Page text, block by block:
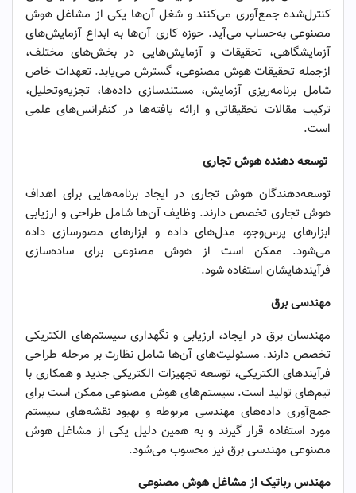
کنترل‌شده جمع‌آوری می‌کنند و شغل آن‌ها یکی از مشاغل هوش
مصنوعی به‌حساب می‌آید. حوزه کاری آن‌ها به ابداع آزمایش‌های
آزمایشگاهی، تحقیقات و آزمایش‌هایی در بخش‌های مختلف،
ازجمله تحقیقات هوش مصنوعی، گسترش می‌یابد. تعهدات خاص
شامل برنامه‌ریزی آزمایش، مستندسازی داده‌ها، تجزیه‌وتحلیل،
ترکیب مقالات تحقیقاتی و ارائه یافته‌ها در کنفرانس‌های علمی
است.
توسعه دهنده هوش تجاری
توسعه‌دهندگان هوش تجاری در ایجاد برنامه‌هایی برای اهداف
هوش تجاری تخصص دارند. وظایف آن‌ها شامل طراحی و ارزیابی
ابزارهای پرس‌وجو، مدل‌های داده و ابزارهای مصورسازی داده
می‌شود. ممکن است از هوش مصنوعی برای ساده‌سازی
فرآیندهایشان استفاده شود.
مهندسی برق
مهندسان برق در ایجاد، ارزیابی و نگهداری سیستم‌های الکتریکی
تخصص دارند. مسئولیت‌های آن‌ها شامل نظارت بر مرحله طراحی
فرآیندهای الکتریکی، توسعه تجهیزات الکتریکی جدید و همکاری با
تیم‌های تولید است. سیستم‌های هوش مصنوعی ممکن است برای
جمع‌آوری داده‌های مهندسی مربوطه و بهبود نقشه‌های سیستم
مورد استفاده قرار گیرند و به همین دلیل یکی از مشاغل هوش
مصنوعی مهندسی برق نیز محسوب می‌شود.
مهندس رباتیک از مشاغل هوش مصنوعی